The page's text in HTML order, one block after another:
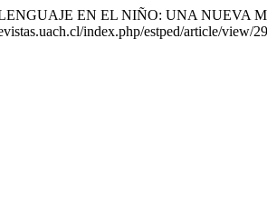
LENGUAJE EN EL NIÑO: UNA NUEVA
index.php/estped/article/view/